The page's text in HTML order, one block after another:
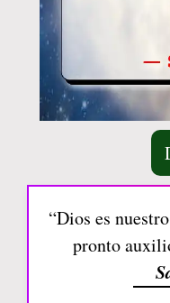
“Dios es
pronto